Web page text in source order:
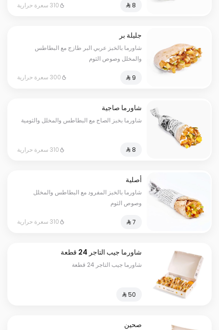
310 سعرة حرارية
جليلة بر
شاورما بالخبز عربي البر طازج مع البطاطس
والمخلل وصوص الثوم
300 سعرة حرارية
شاورما صاجية
شاورما بخبز الصاج مع البطاطس والمخلل والثومية
310 سعرة حرارية
أصلية
شاورما بالخبز المفرود مع البطاطس والمخلل
وصوص الثوم
310 سعرة حرارية
شاورما جيب التاجر 24 قطعة
شاورما جيب التاجر 24 قطعة
صحين